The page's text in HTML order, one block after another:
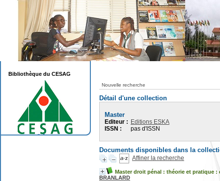
Nouvelle recherche
Détail d'une collection
Master
Editeur : Editions ESKA
ISSN :
pas d'ISSN
Documents disponibles dans la
Affiner la recherche
Master droit pénal : théorie et pratique
BRANLARD
Bibliothèque du CESAG